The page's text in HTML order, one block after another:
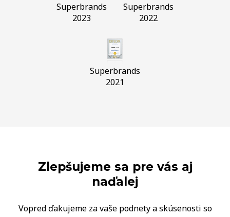
Superbrands
2023
Superbrands
2022
Superbrands
2021
Zlepšujeme sa pre vás aj
naďalej
Vopred ďakujeme za vaše podnety a skúsenosti so